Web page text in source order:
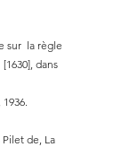
sur la règle
dans
Pilet de, La